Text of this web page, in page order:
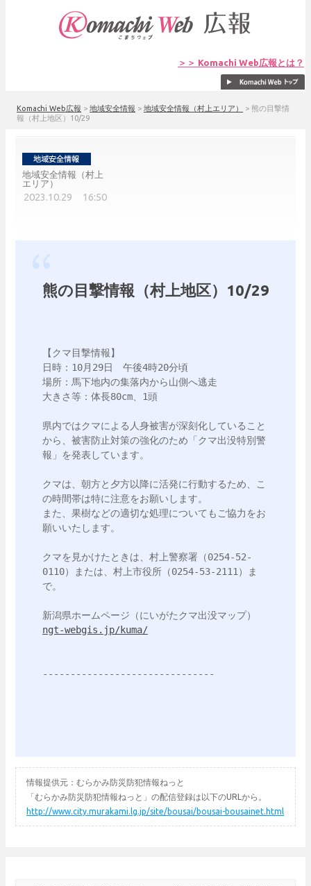
＞＞ Komachi Web広報とは？
Komachi Web広報 > 地域安全情報 > 地域安全情報（村上エリア） > 熊の目撃情
報（村上地区）10/29
地域安全情報（村上
エリア）
2023.10.29 16:50
熊の目撃情報（村上地区）10/29
【クマ目撃情報】
日時：10月29日　午後4時20分頃
場所：馬下地内の集落内から山側へ逃走
大きさ等：体長80cm、1頭
県内ではクマによる人身被害が深刻化していること
から、被害防止対策の強化のため「クマ出没特別警
報」を発表しています。
クマは、朝方と夕方以降に活発に行動するため、こ
の時間帯は特に注意をお願いします。
また、果樹などの適切な処理についてもご協力をお
願いいたします。
クマを見かけたときは、村上警察署（0254-52-
0110）または、村上市役所（0254-53-2111）ま
で。
ngt-webgis.jp/kuma/
情報提供元：むらかみ防災防犯情報ねっと
「むらかみ防災防犯情報ねっと」の配信登録は以下のURLから。
http://www.city.murakami.lg.jp/site/bousai/bousai-bousainet.html